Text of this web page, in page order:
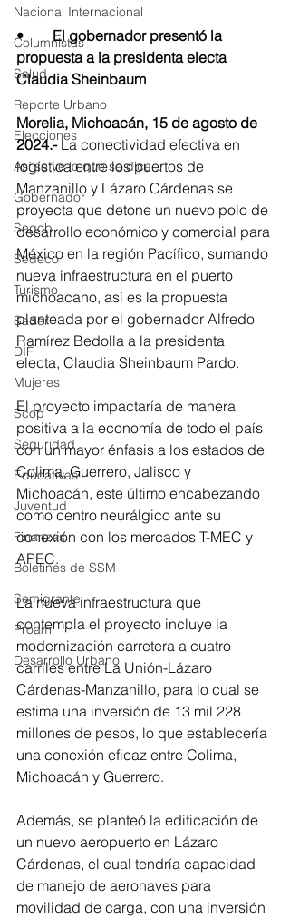
Nacional Internacional
Columnistas
Salud
Reporte Urbano
Elecciones
Así se ve lo que se dice...
Gobernador
Segob
Sedeco
Turismo
Sader
DIF
Mujeres
Scop
Seguridad
Educativas
Juventud
Finanzas
Boletines de SSM
Semigrante
Proam
Desarrollo Urbano
•	El gobernador presentó la
propuesta a la presidenta electa
Claudia Sheinbaum
Morelia, Michoacán, 15 de agosto de
2024.- La conectividad efectiva en
logística entre los puertos de
Manzanillo y Lázaro Cárdenas se
proyecta que detone un nuevo polo de
desarrollo económico y comercial para
México en la región Pacífico, sumando
nueva infraestructura en el puerto
michoacano, así es la propuesta
planteada por el gobernador Alfredo
Ramírez Bedolla a la presidenta
electa, Claudia Sheinbaum Pardo.
El proyecto impactaría de manera
positiva a la economía de todo el país
con un mayor énfasis a los estados de
Colima, Guerrero, Jalisco y
Michoacán, este último encabezando
como centro neurálgico ante su
conexión con los mercados T-MEC y
APEC.
La nueva infraestructura que
contempla el proyecto incluye la
modernización carretera a cuatro
carriles entre La Unión-Lázaro
Cárdenas-Manzanillo, para lo cual se
estima una inversión de 13 mil 228
millones de pesos, lo que establecería
una conexión eficaz entre Colima,
Michoacán y Guerrero.
Además, se planteó la edificación de
un nuevo aeropuerto en Lázaro
Cárdenas, el cual tendría capacidad
de manejo de aeronaves para
movilidad de carga, con una inversión